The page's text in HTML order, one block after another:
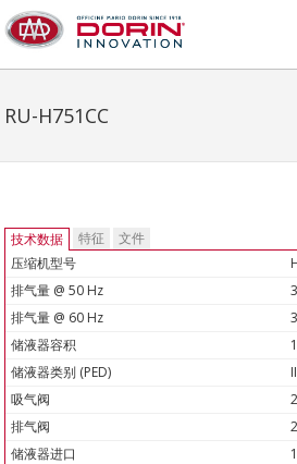
RU-H751CC
技术数据 特征
文件
压缩机型号
排气量 @ 50 Hz
排气量 @ 60 Hz
储液器容积
储液器类别 (PED)
II
吸气阀
排气阀
储液器进口